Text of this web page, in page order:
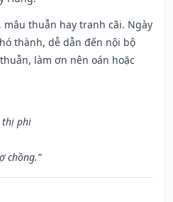
thuẫn hay tranh cãi. Ngày
thành, dễ dẫn đến nội bộ
làm ơn nên oán hoặc
thị phi
chồng.”